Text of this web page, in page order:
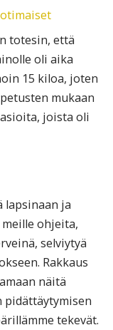
totesin, että
oli aika
15 kiloa, joten
mukaan
joista oli
lapsinaan ja
ohjeita,
selviytyä
Rakkaus
näitä
pidättäytymisen
tekevät.